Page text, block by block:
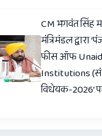
CM भगवंत सिंह
मंत्रिमंडल
फीस ऑफ
Institutions
विधेयक-2026’